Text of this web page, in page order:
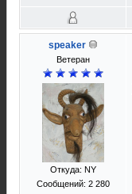
speaker
Ветеран
Откуда: NY
Сообщений: 2 280